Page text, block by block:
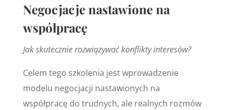
Negocjacje nastawione na
współpracę
Jak skutecznie rozwiązywać konflikty interesów?
Celem tego szkolenia jest wprowadzenie
modelu negocjacji nastawionych na
współpracę do trudnych, ale realnych rozmów